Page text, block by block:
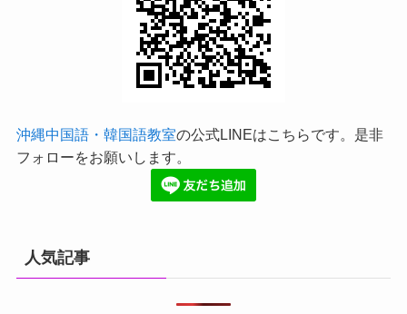
沖縄中国語・韓国語教室の公式LINEはこちらです。是非
フォローをお願いします。
人気記事